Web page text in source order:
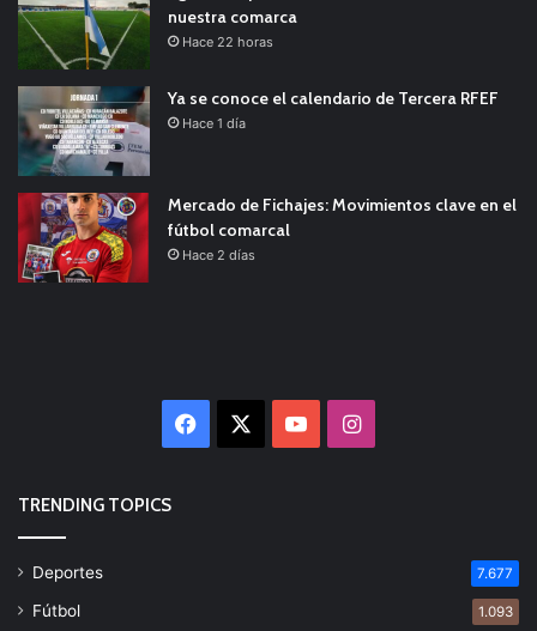
nuestra comarca
Hace 22 horas
Ya se conoce el calendario de Tercera RFEF
Hace 1 día
Mercado de Fichajes: Movimientos clave en el
fútbol comarcal
Hace 2 días
Facebook YouTubeInstagram
TRENDING TOPICS
Deportes 7.677
Fútbol 1.093